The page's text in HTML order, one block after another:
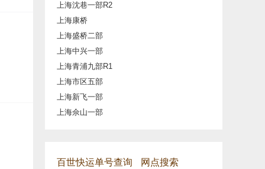
上海沈巷一部R2
上海康桥
上海盛桥二部
上海中兴一部
上海青浦九部R1
上海市区五部
上海新飞一部
上海佘山一部
百世快运单号查询 网点搜索